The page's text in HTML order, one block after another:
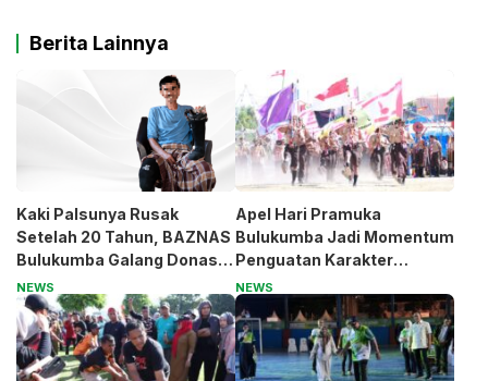
Berita Lainnya
Kaki Palsunya Rusak
Setelah 20 Tahun, BAZNAS
Bulukumba Galang Donasi
untuk Pak Pardi
NEWS
Apel Hari Pramuka
Bulukumba Jadi Momentum
Penguatan Karakter
Generasi Muda
NEWS